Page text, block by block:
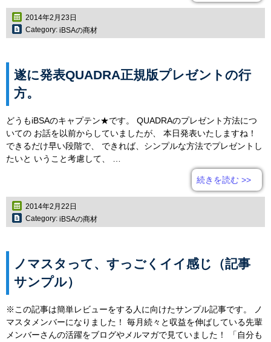
2014年2月23日
Category: iBSAの商材
遂に発表QUADRA正規版プレゼントの行
方。
どうもiBSAのキャプテン★です。 QUADRAのプレゼント方法につ
いての お話を以前からしていましたが、 本日発表いたしますね！
できるだけ早い段階で、 できれば、シンプルな方法でプレゼントし
たいと いうこと考慮して、 …
続きを読む >>
2014年2月22日
Category: iBSAの商材
ノマスタって、すっごくイイ感じ（記事
サンプル）
※この記事は簡単レビューをする人に向けたサンプル記事です。 ノ
マスタメンバーになりました！ 毎月続々と収益を伸ばしている先輩
メンバーさんの活躍をブログやメルマガで見ていました！ 「自分も